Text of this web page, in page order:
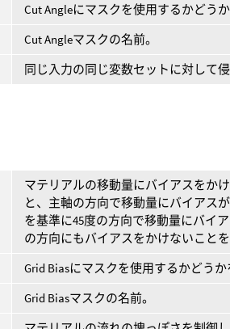
Cut Angleにマスクを使用するかどう
Cut Angleマスクの名前。
同じ入力の同じ変数セットに対して
マテリアルの移動量にバイアスをか
と、主軸の方向で移動量にバイアス
を基準に45度の方向で移動量にバイ
の方向にもバイアスをかけないことを
Grid Biasにマスクを使用するかどうか
Grid Biasマスクの名前。